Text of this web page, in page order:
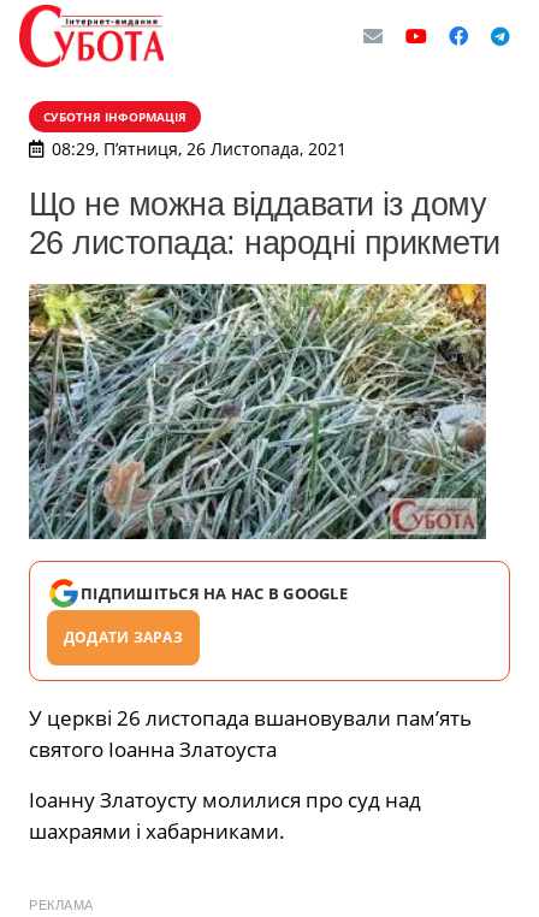
СУБОТНЯ ІНФОРМАЦІЯ
08:29, П’ятниця, 26 Листопада, 2021
Що не можна віддавати із дому
26 листопада: народні прикмети
ПІДПИШІТЬСЯ НА НАС В GOOGLE
ДОДАТИ ЗАРАЗ
У церкві 26 листопада вшановували пам’ять
святого Іоанна Златоуста
Іоанну Златоусту молилися про суд над
шахраями і хабарниками.
РЕКЛАМА